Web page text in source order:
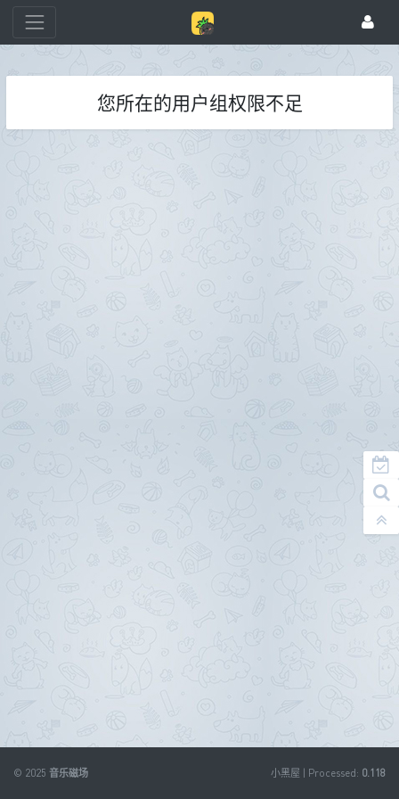
您所在的用户组权限不足
© 2025 音乐磁场 小黑屋 | Processed: 0.118